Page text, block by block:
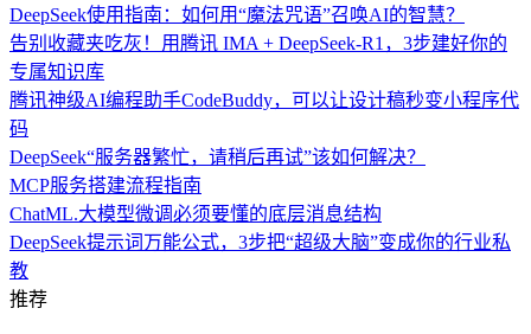
DeepSeek使用指南：如何用“魔法咒语”召唤AI的智慧？
告别收藏夹吃灰！用腾讯 IMA + DeepSeek-R1，3步建好你的
专属知识库
腾讯神级AI编程助手CodeBuddy，可以让设计稿秒变小程序代
码
DeepSeek“服务器繁忙，请稍后再试”该如何解决？
MCP服务搭建流程指南
ChatML.大模型微调必须要懂的底层消息结构
DeepSeek提示词万能公式，3步把“超级大脑”变成你的行业私
教
推荐